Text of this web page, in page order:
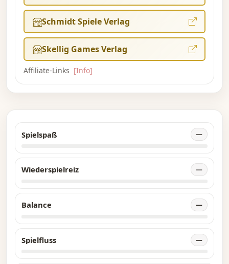
Schmidt Spiele Verlag
Skellig Games Verlag
Affiliate-Links [Info]
Spielspaß —
Wiederspielreiz —
Balance —
Spielfluss —